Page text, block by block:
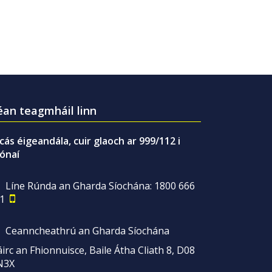
teagmháil linn
éigeandála, cuir glaoch ar 999/112 i
Líne Rúnda an Gharda Síochána: 1800 666
Ceanncheathrú an Gharda Síochána
an Fhionnuisce, Baile Átha Cliath 8, D08